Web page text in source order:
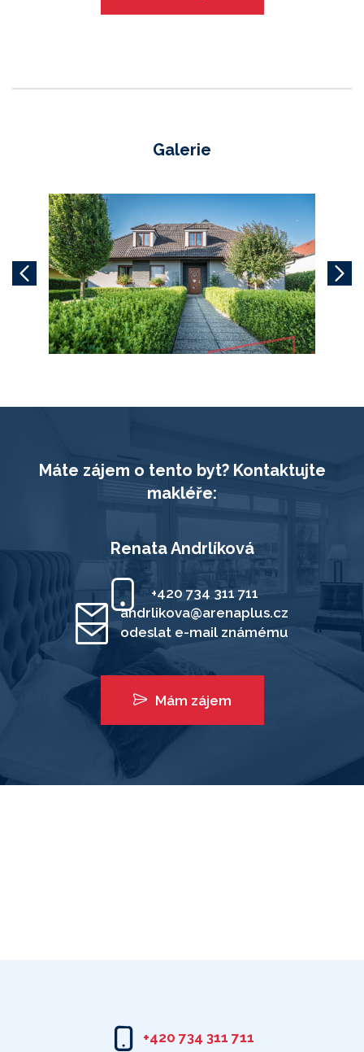
Galerie
Máte zájem o tento byt? Kontaktujte
makléře:
Renata Andrlíková
+420 734 311 711
andrlikova@arenaplus.cz
odeslat e-mail známému
Mám zájem
+420 734 311 711